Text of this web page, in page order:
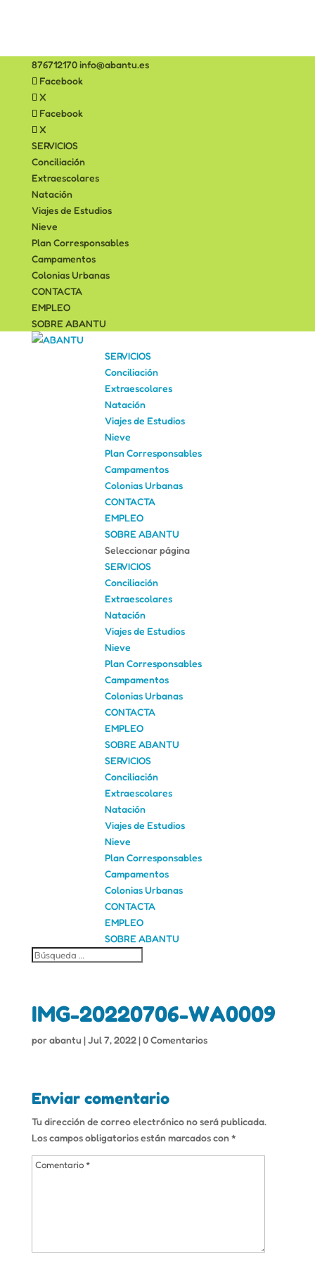
876712170info@abantu.es
Facebook
X
Facebook
X
SERVICIOS
Conciliación
Extraescolares
Natación
Viajes de Estudios
Nieve
Plan Corresponsables
Campamentos
Colonias Urbanas
CONTACTA
EMPLEO
SOBRE ABANTU
SERVICIOS
Conciliación
Extraescolares
Natación
Viajes de Estudios
Nieve
Plan Corresponsables
Campamentos
Colonias Urbanas
CONTACTA
EMPLEO
SOBRE ABANTU
Seleccionar página
SERVICIOS
Conciliación
Extraescolares
Natación
Viajes de Estudios
Nieve
Plan Corresponsables
Campamentos
Colonias Urbanas
CONTACTA
EMPLEO
SOBRE ABANTU
SERVICIOS
Conciliación
Extraescolares
Natación
Viajes de Estudios
Nieve
Plan Corresponsables
Campamentos
Colonias Urbanas
CONTACTA
EMPLEO
SOBRE ABANTU
IMG-20220706-WA0009
porabantu |Jul 7, 2022|0 Comentarios
Enviar comentario
Tu dirección de correo electrónico no será publicada.
Los campos obligatorios están marcados con*